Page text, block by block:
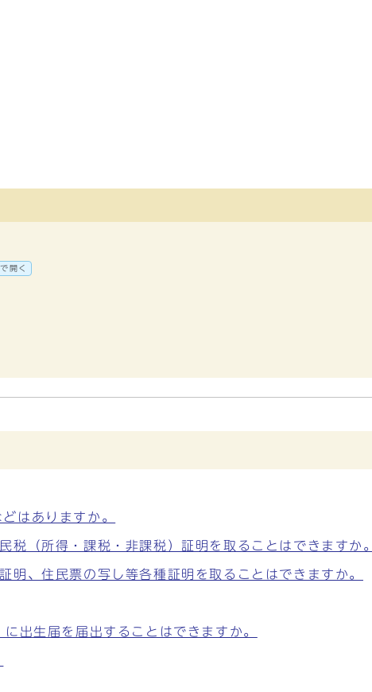
開く
はありますか。
（所得・課税・非課税）証明を取ることはできますか。
、住民票の写し等各種証明を取ることはできますか。
出生届を届出することはできますか。